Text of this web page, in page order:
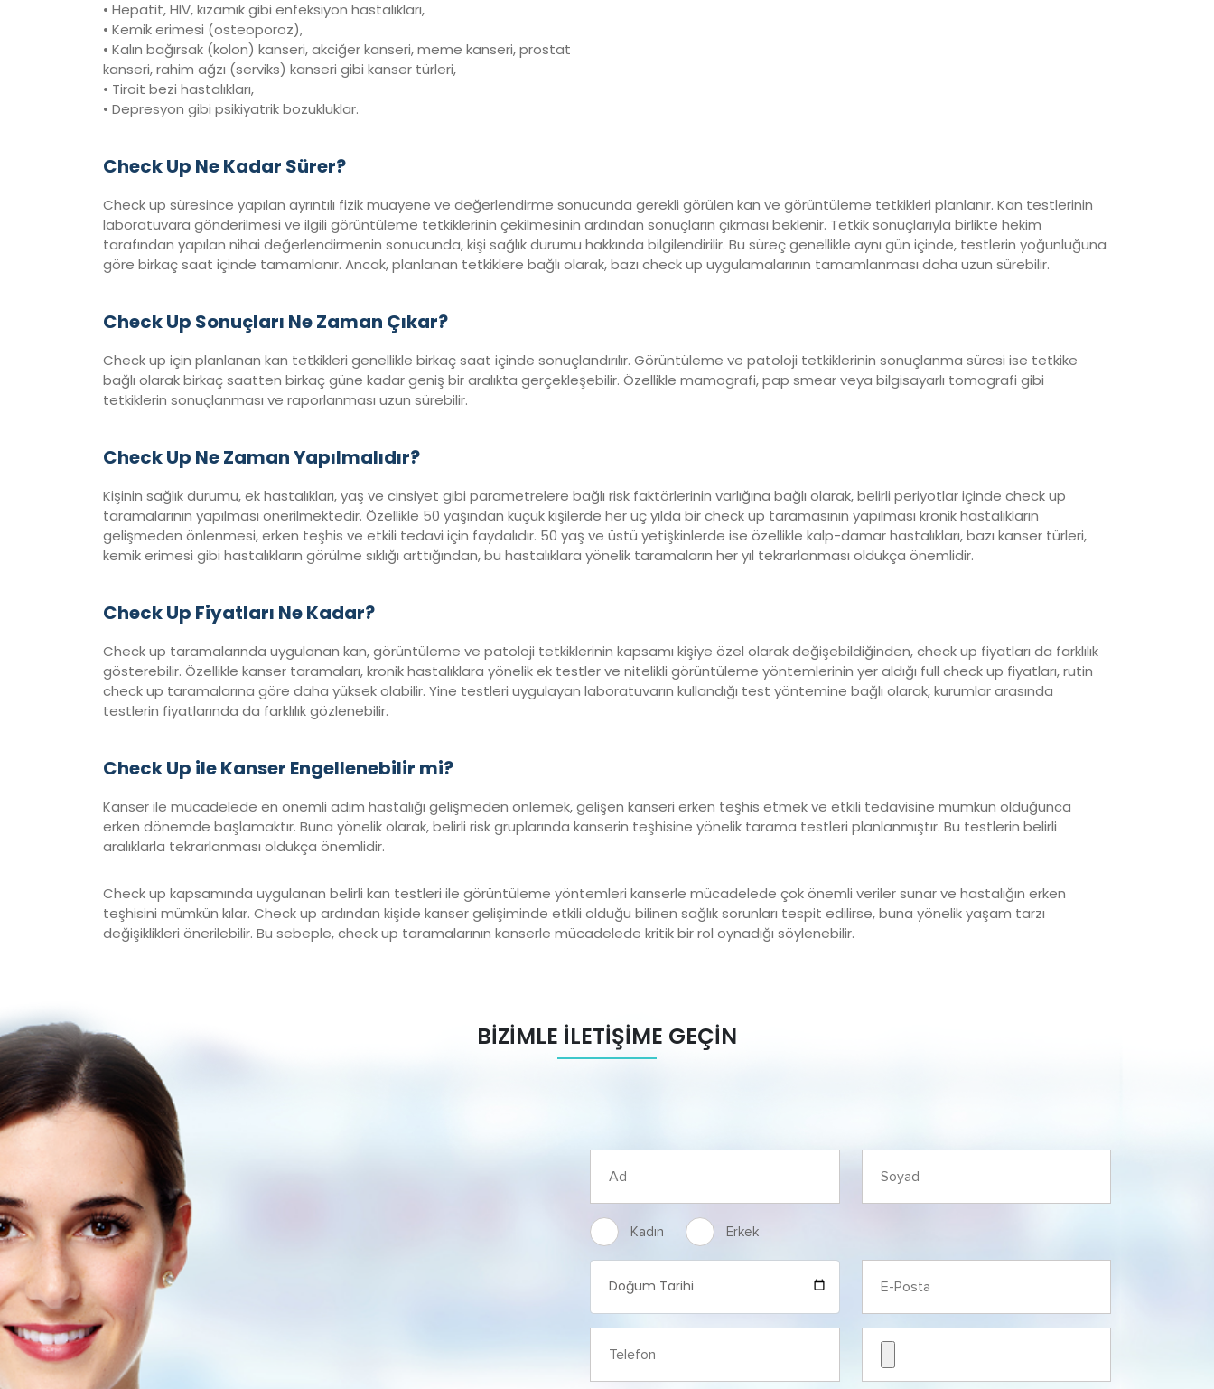
• Hepatit, HIV, kızamık gibi enfeksiyon hastalıkları,
• Kemik erimesi (osteoporoz),
• Kalın bağırsak (kolon) kanseri, akciğer kanseri, meme kanseri, prostat
kanseri, rahim ağzı (serviks) kanseri gibi kanser türleri,
• Tiroit bezi hastalıkları,
• Depresyon gibi psikiyatrik bozukluklar.
Check Up Ne Kadar Sürer?
Check up süresince yapılan ayrıntılı fizik muayene ve değerlendirme sonucunda gerekli görülen kan ve görüntüleme tetkikleri planlanır. Kan testlerinin
laboratuvara gönderilmesi ve ilgili görüntüleme tetkiklerinin çekilmesinin ardından sonuçların çıkması beklenir. Tetkik sonuçlarıyla birlikte hekim
tarafından yapılan nihai değerlendirmenin sonucunda, kişi sağlık durumu hakkında bilgilendirilir. Bu süreç genellikle aynı gün içinde, testlerin yoğunluğuna
göre birkaç saat içinde tamamlanır. Ancak, planlanan tetkiklere bağlı olarak, bazı check up uygulamalarının tamamlanması daha uzun sürebilir.
Check Up Sonuçları Ne Zaman Çıkar?
Check up için planlanan kan tetkikleri genellikle birkaç saat içinde sonuçlandırılır. Görüntüleme ve patoloji tetkiklerinin sonuçlanma süresi ise tetkike
bağlı olarak birkaç saatten birkaç güne kadar geniş bir aralıkta gerçekleşebilir. Özellikle mamografi, pap smear veya bilgisayarlı tomografi gibi
tetkiklerin sonuçlanması ve raporlanması uzun sürebilir.
Check Up Ne Zaman Yapılmalıdır?
Kişinin sağlık durumu, ek hastalıkları, yaş ve cinsiyet gibi parametrelere bağlı risk faktörlerinin varlığına bağlı olarak, belirli periyotlar içinde check up
taramalarının yapılması önerilmektedir. Özellikle 50 yaşından küçük kişilerde her üç yılda bir check up taramasının yapılması kronik hastalıkların
gelişmeden önlenmesi, erken teşhis ve etkili tedavi için faydalıdır. 50 yaş ve üstü yetişkinlerde ise özellikle kalp-damar hastalıkları, bazı kanser türleri,
kemik erimesi gibi hastalıkların görülme sıklığı arttığından, bu hastalıklara yönelik taramaların her yıl tekrarlanması oldukça önemlidir.
Check Up Fiyatları Ne Kadar?
Check up taramalarında uygulanan kan, görüntüleme ve patoloji tetkiklerinin kapsamı kişiye özel olarak değişebildiğinden, check up fiyatları da farklılık
gösterebilir. Özellikle kanser taramaları, kronik hastalıklara yönelik ek testler ve nitelikli görüntüleme yöntemlerinin yer aldığı full check up fiyatları, rutin
check up taramalarına göre daha yüksek olabilir. Yine testleri uygulayan laboratuvarın kullandığı test yöntemine bağlı olarak, kurumlar arasında
testlerin fiyatlarında da farklılık gözlenebilir.
Check Up ile Kanser Engellenebilir mi?
Kanser ile mücadelede en önemli adım hastalığı gelişmeden önlemek, gelişen kanseri erken teşhis etmek ve etkili tedavisine mümkün olduğunca
erken dönemde başlamaktır. Buna yönelik olarak, belirli risk gruplarında kanserin teşhisine yönelik tarama testleri planlanmıştır. Bu testlerin belirli
aralıklarla tekrarlanması oldukça önemlidir.
Check up kapsamında uygulanan belirli kan testleri ile görüntüleme yöntemleri kanserle mücadelede çok önemli veriler sunar ve hastalığın erken
teşhisini mümkün kılar. Check up ardından kişide kanser gelişiminde etkili olduğu bilinen sağlık sorunları tespit edilirse, buna yönelik yaşam tarzı
değişiklikleri önerilebilir. Bu sebeple, check up taramalarının kanserle mücadelede kritik bir rol oynadığı söylenebilir.
BİZİMLE İLETİŞİME GEÇİN
Kadın Erkek